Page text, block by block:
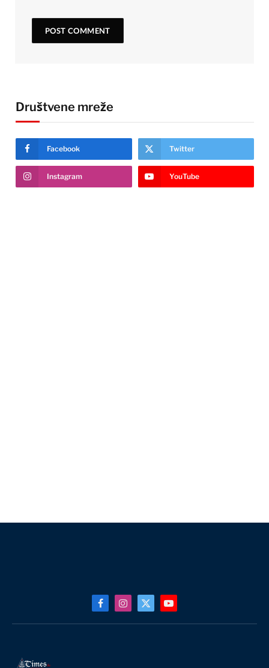
Društvene mreže
Facebook Twitter
Instagram YouTube
FacebookInstagram
X
(Twitter)
YouTube